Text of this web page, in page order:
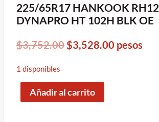
225/65R17 HANKOOK RH12
DYNAPRO HT 102H BLK OE
$3,752.00 Original
$3,752.00.
$3,528.00 Current
pesos
1 disponibles
225/65R17
Añadir al carrito